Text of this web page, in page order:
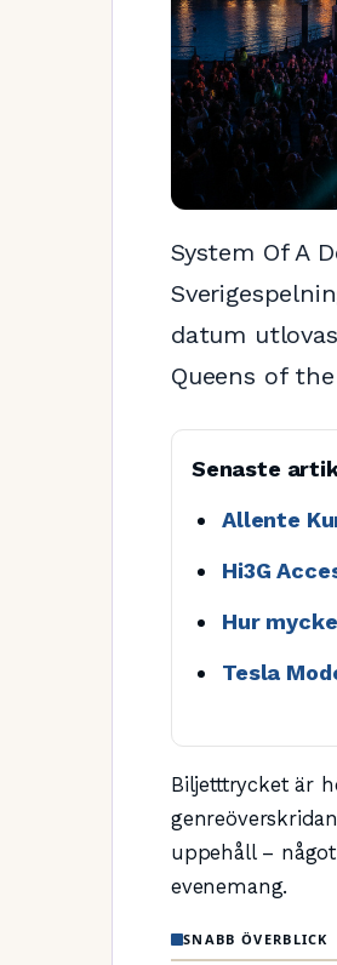
System Of A
datum
Queens of
Senaste
Allente
Hi3G
Hur
Tesla
Biljetttrycket är
uppehåll –
evenemang.
SNABB ÖVERBLICK